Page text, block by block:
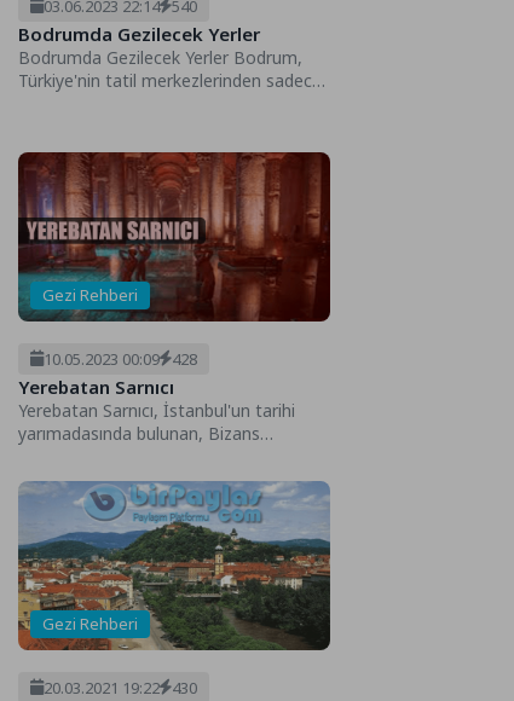
03.06.2023 22:14 540
Bodrumda Gezilecek Yerler
Bodrumda Gezilecek Yerler Bodrum,
Türkiye'nin tatil merkezlerinden sadece
Gezi Rehberi
10.05.2023 00:09 428
Yerebatan Sarnıcı
Yerebatan Sarnıcı, İstanbul'un tarihi
yarımadasında bulunan, Bizans
yüzyılda yaptırılmış bir...
Gezi Rehberi
20.03.2021 19:22 430